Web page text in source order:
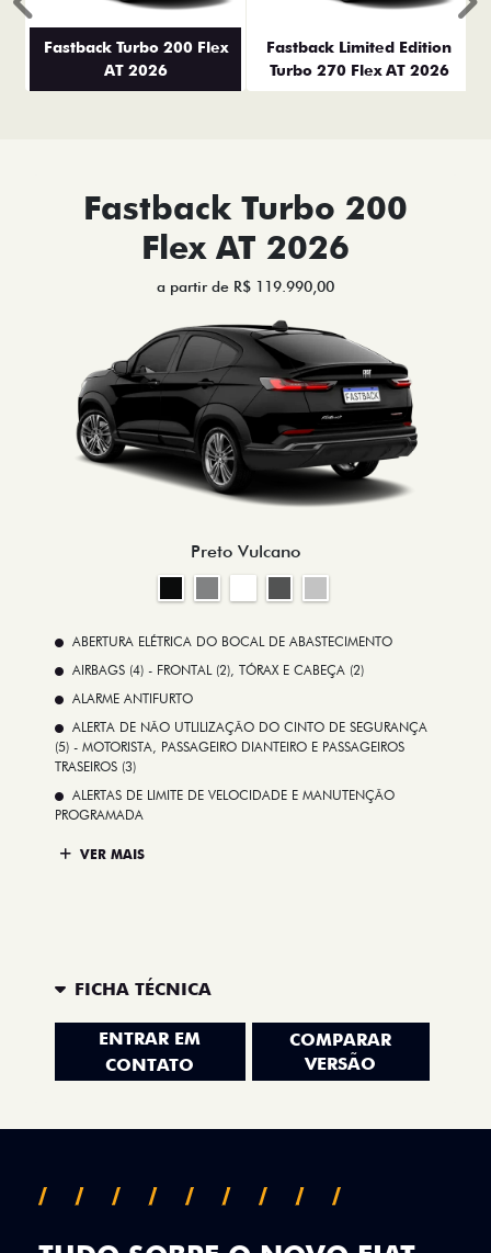
Fastback Turbo 200 Flex
AT 2026
Fastback Limited Edition
Turbo 270 Flex AT 2026
Anterior
Fastback Turbo 200
Flex AT 2026
a partir de R$ 119.990,00
Preto Vulcano
ABERTURA ELÉTRICA DO BOCAL DE ABASTECIMENTO
AIRBAGS (4) - FRONTAL (2), TÓRAX E CABEÇA (2)
ALARME ANTIFURTO
ALERTA DE NÃO UTLILIZAÇÃO DO CINTO DE SEGURANÇA
(5) - MOTORISTA, PASSAGEIRO DIANTEIRO E PASSAGEIROS
TRASEIROS (3)
ALERTAS DE LIMITE DE VELOCIDADE E MANUTENÇÃO
PROGRAMADA
VER MAIS
FICHA TÉCNICA
ENTRAR EM
CONTATO
COMPARAR
VERSÃO